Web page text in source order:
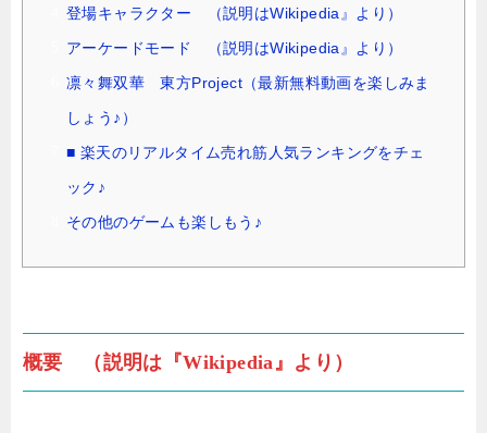
登場キャラクター （説明はWikipedia』より）
アーケードモード （説明はWikipedia』より）
凛々舞双華 東方Project（最新無料動画を楽しみま
しょう♪）
■ 楽天のリアルタイム売れ筋人気ランキングをチェ
ック♪
その他のゲームも楽しもう♪
概要 （説明は『Wikipedia』より）